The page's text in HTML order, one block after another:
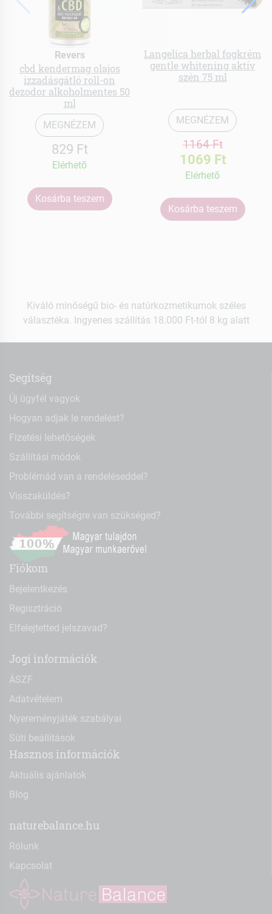
Revers
cbd kendermag olajos
izzadásgátló roll-on
dezodor alkoholmentes 50
ml
MEGNÉZEM
829 Ft
Elérhetõ
Kosárba teszem
Langelica herbal fogkrém
gentle whitening aktív
szén 75 ml
MEGNÉZEM
1164 Ft
1069 Ft
Elérhetõ
Kosárba teszem
Kiváló minőségű bio- és natúrkozmetikumok széles
választéka. Ingyenes szállítás 18.000 Ft-tól 8 kg alatt
Segítség
Új ügyfél vagyok
Hogyan adjak le rendelést?
Fizetési lehetőségek
Szállítási módok
Problémád van a rendeléseddel?
Visszaküldés?
További segítségre van szükséged?
Fiókom
Bejelentkezés
Regisztráció
Elfelejtetted jelszavad?
Jogi információk
ÁSZF
Adatvételem
Nyereményjáték szabályai
Süti beállítások
Hasznos információk
Aktuális ajánlatok
Blog
naturebalance.hu
Rólunk
Kapcsolat